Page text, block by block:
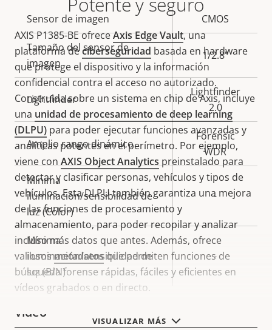
AXIS P1385-BE ofreceAxis Edge Vault, una
plataforma deciberseguridad basada en hardware
que protege el dispositivo y la información
confidencial contra el acceso no autorizado.
Construida sobre un sistema en chip de Axis, incluye
una unidad de procesamiento de deep learning
(DLPU) para poder ejecutar funciones avanzadas y
analíticas potentes en el perímetro. Por ejemplo,
viene con AXIS Object Analytics preinstalado para
detectar y clasificar personas, vehículos y tipos de
vehículos. Esta DLPU también garantiza una mejora
de las funciones de procesamiento y
almacenamiento, para poder recopilar y analizar
incluso más datos que antes. Además, ofrece
valiososmetadatosque permiten funciones de
búsqueda forense rápidas, fáciles y eficientes en
vídeos grabados o en directo.
VISUALIZAR MÁS
Descripción
de
propiedad
Valor de
la
propiedad
Sensor de imagen CMOS
Tamaño del sensor de
imagen
1/2.8"
Lightfinder
Lightfinder
2.0
Amplio rango dinámico
Forensic
WDR
Mínima
iluminación/sensibilidad de
luz (Color)
-
Mínima
iluminación/sensibilidad de
luz (B/N)
-
Vídeo